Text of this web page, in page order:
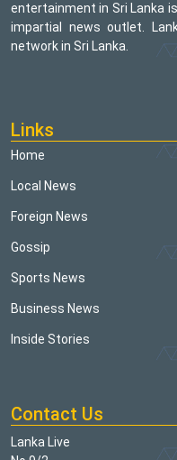
entertainment in Sri Lanka
impartial news outlet.
network in Sri Lanka.
Links
Home
Local News
Foreign News
Gossip
Sports News
Business News
Inside Stories
Contact Us
Lanka Live